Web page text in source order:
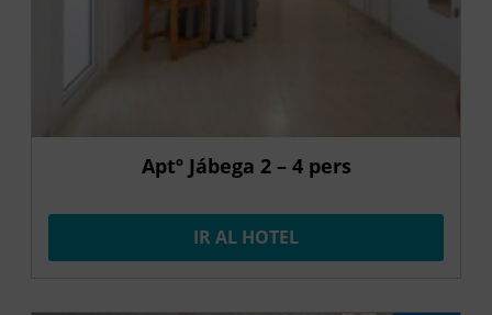
Aptº Jábega 2 – 4 pers
IR AL HOTEL